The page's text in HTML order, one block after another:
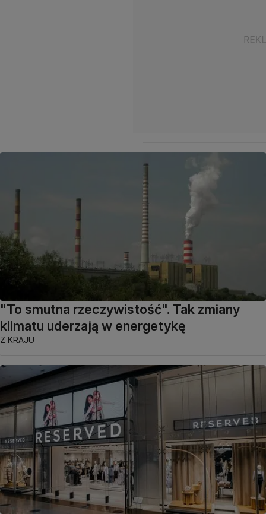
"To smutna rzeczywistość". Tak zmiany
klimatu uderzają w energetykę
Z KRAJU